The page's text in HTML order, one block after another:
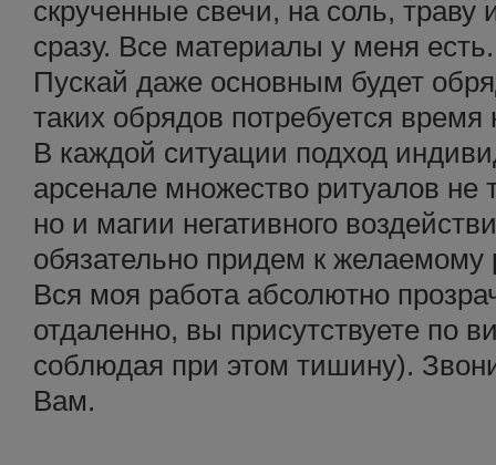
скрученные свечи, на соль,
сразу. Все материалы у меня есть.
Пускай даже основным будет
таких обрядов потребуется время
В каждой ситуации подход
арсенале множество ритуалов не
но и магии негативного
обязательно придем к желаемому
Вся моя работа абсолютно
отдаленно, вы присутствуете по
соблюдая при этом тишину).
Вам.